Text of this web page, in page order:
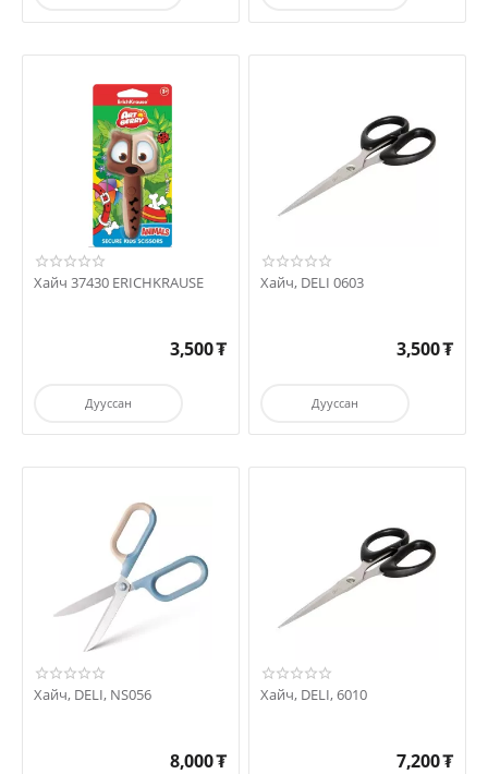
Хайч 37430 ERICHKRAUSE
3,500₮
Дууссан
Хайч, DELI 0603
3,500₮
Дууссан
Хайч, DELI, NS056
8,000₮
Хайч, DELI, 6010
7,200₮